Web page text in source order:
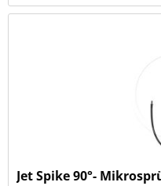
Jet Spike 90°-